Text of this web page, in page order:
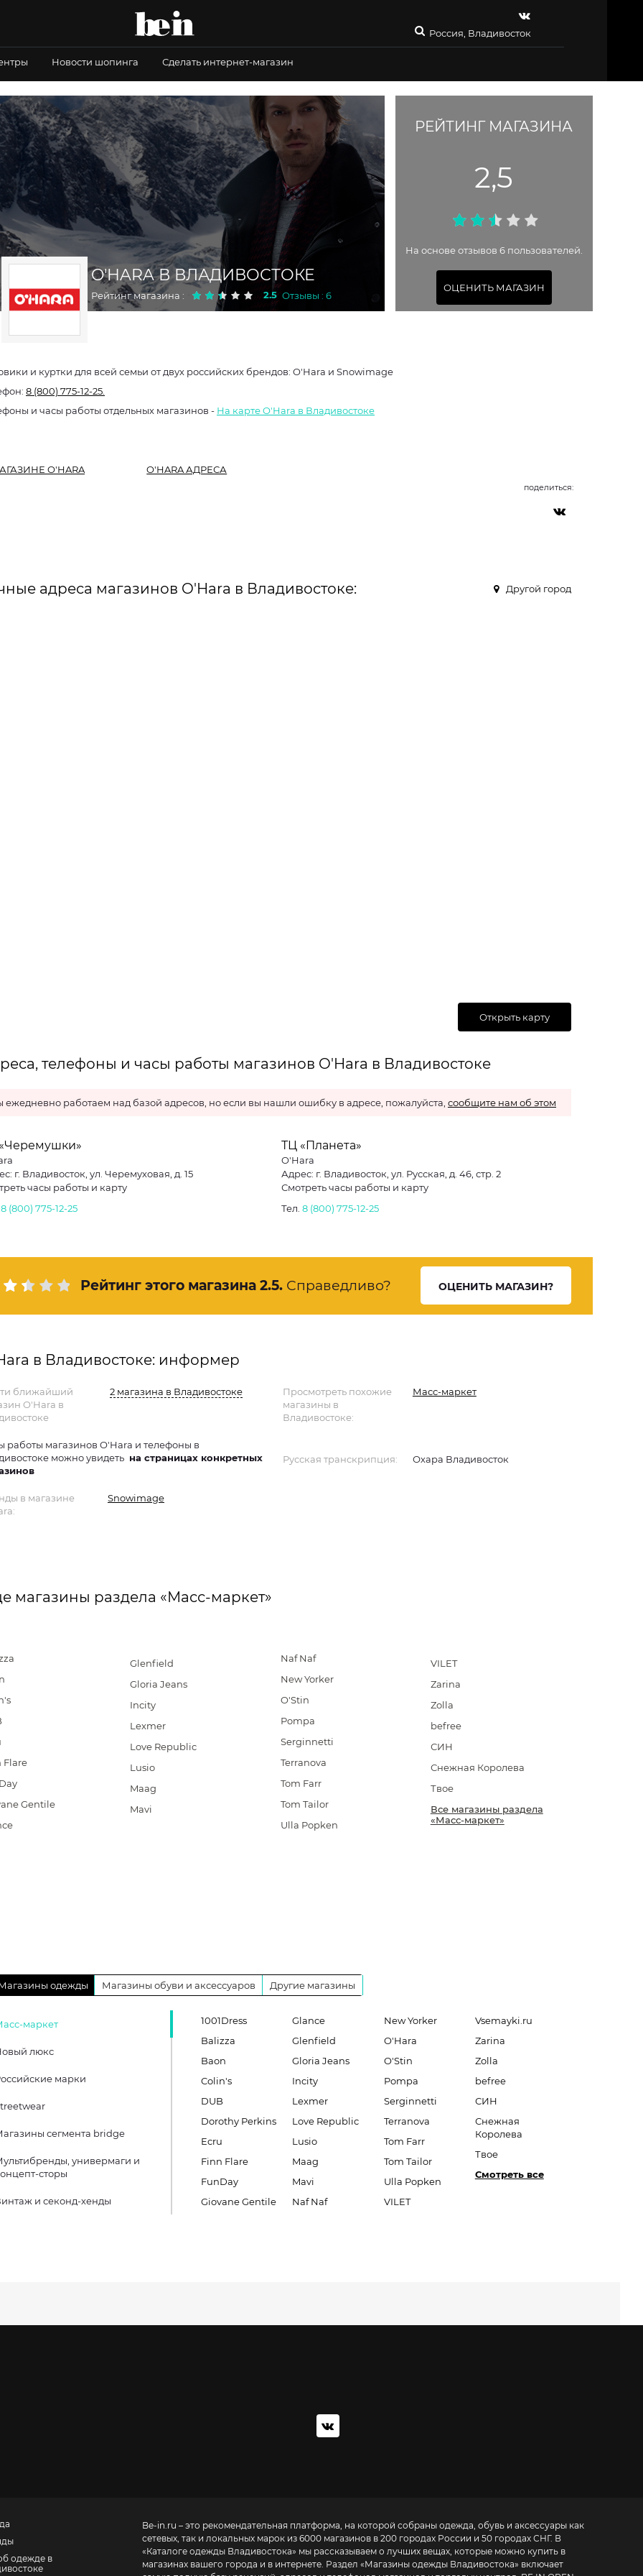
Россия, Владивосток
Новости шопинга Сделать интернет-магазин
O'HARA В ВЛАДИВОСТОКЕ
Рейтинг магазина : 2.5 Отзывы : 6
РЕЙТИНГ МАГАЗИНА
2,5
На основе отзывов 6 пользователей.
ОЦЕНИТЬ МАГАЗИН
и куртки для всей семьи от двух российских брендов: O'Hara и Snowimage
8 (800) 775-12-25.
и часы работы отдельных магазинов - На карте O'Hara в Владивостоке
O'HARA O'HARA АДРЕСА
поделиться:
адреса магазинов O'Hara в Владивостоке: Другой город
Открыть карту
телефоны и часы работы магазинов O'Hara в Владивостоке
ежедневно работаем над базой адресов, но если вы нашли ошибку в адресе, пожалуйста, сообщите нам об этом
г. Владивосток, ул. Черемуховая, д. 15
часы работы и карту
8 (800) 775-12-25
ТЦ «Планета»
O'Hara
Адрес: г. Владивосток, ул. Русская, д. 46, стр. 2
Смотреть часы работы и карту
Тел.8 (800) 775-12-25
Рейтинг этого магазина 2.5. Справедливо? ОЦЕНИТЬ МАГАЗИН?
в Владивостоке: информер
ближайший
O'Hara в
2 магазина в Владивостоке
работы магазинов O'Hara и телефоны в
можно увидеть на страницах конкретных
Просмотреть похожие
магазины в
Владивостоке:
Масс-маркет
Русская транскрипция: Охара Владивосток
в магазине
Snowimage
магазины раздела «Масс-маркет»
Flare
Gentile
Glenfield
Gloria Jeans
Incity
Lexmer
Love Republic
Lusio
Maag
Mavi
Naf Naf
New Yorker
O'Stin
Pompa
Serginnetti
Terranova
Tom Farr
Tom Tailor
Ulla Popken
VILET
Zarina
Zolla
befree
СИН
Снежная Королева
Твое
Все магазины раздела
«Масс-маркет»
одежды Магазины обуви и аксессуаров Другие магазины
маркет
люкс
марки
сегмента bridge
универмаги и
сторы
и секонд-хенды
1001Dress
Balizza
Baon
Colin's
DUB
Dorothy Perkins
Ecru
Finn Flare
FunDay
Giovane Gentile
Glance
Glenfield
Gloria Jeans
Incity
Lexmer
Love Republic
Lusio
Maag
Mavi
Naf Naf
New Yorker
O'Hara
O'Stin
Pompa
Serginnetti
Terranova
Tom Farr
Tom Tailor
Ulla Popken
VILET
Vsemayki.ru
Zarina
Zolla
befree
СИН
Снежная
Королева
Твое
Смотреть все
одежде в
Be-in.ru – это рекомендательная платформа, на которой собраны одежда, обувь и аксессуары как
сетевых, так и локальных марок из 6000 магазинов в 200 городах России и 50 городах СНГ. В
«Каталоге одежды Владивостока» мы рассказываем о лучших вещах, которые можно купить в
магазинах вашего города и в интернете. Раздел «Магазины одежды Владивостока» включает